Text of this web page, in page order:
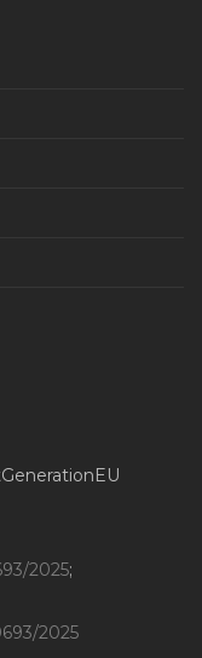
2025;
2025